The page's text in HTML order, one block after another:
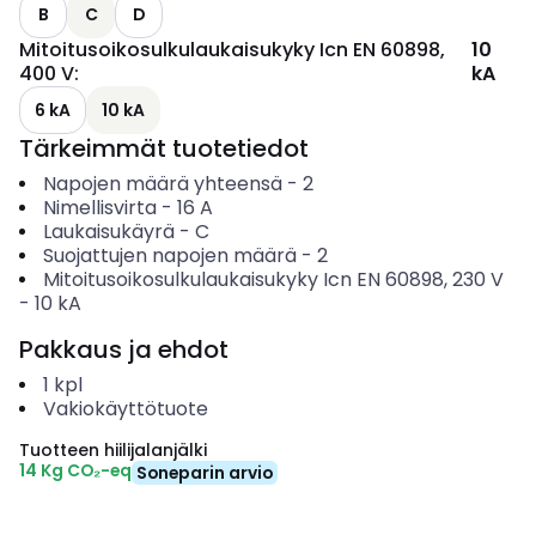
B C D
Mitoitusoikosulkulaukaisukyky Icn EN 60898,
400 V:
10
kA
6 kA 10 kA
Tärkeimmät tuotetiedot
Napojen määrä yhteensä- 2
Nimellisvirta- 16 A
Laukaisukäyrä- C
Suojattujen napojen määrä- 2
Mitoitusoikosulkulaukaisukyky Icn EN 60898, 230 V
- 10 kA
Pakkaus ja ehdot
1 kpl
Vakiokäyttötuote
Tuotteen hiilijalanjälki
14 Kg CO₂-eq Soneparin arvio